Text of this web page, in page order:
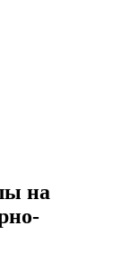
на